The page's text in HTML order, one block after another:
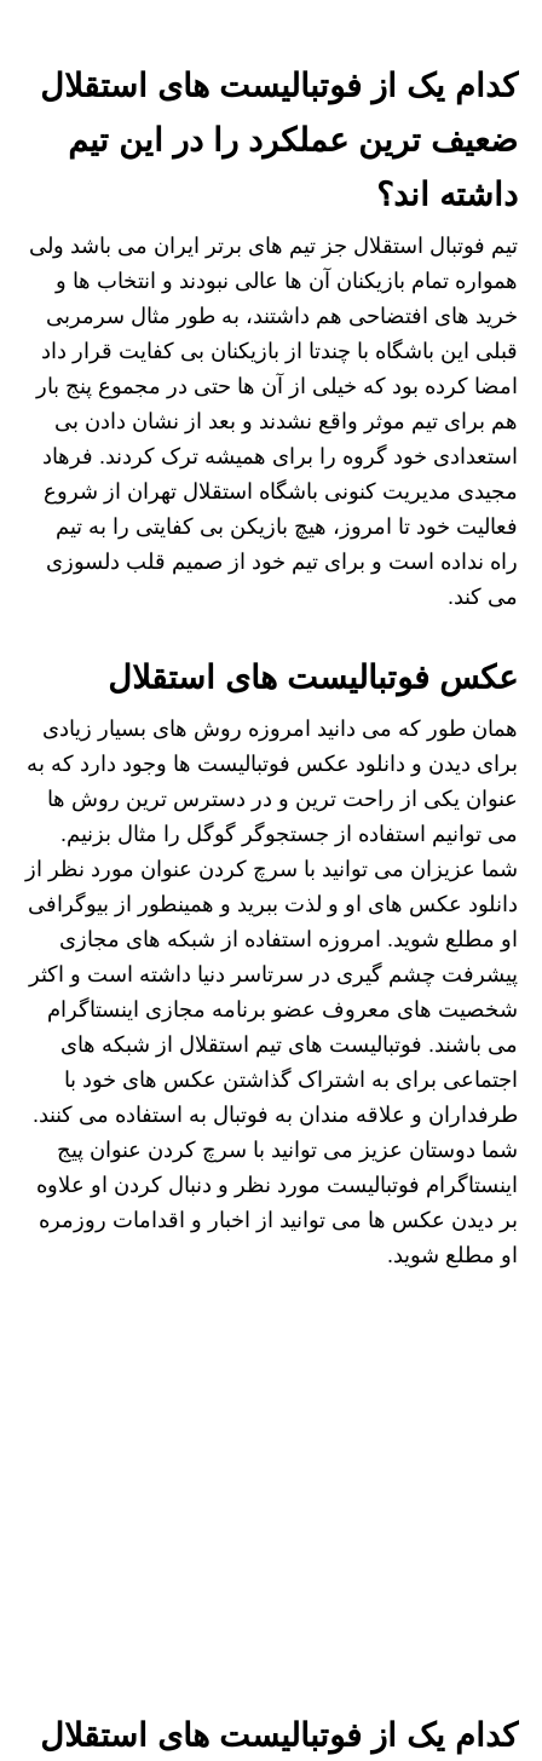
کدام یک از فوتبالیست های استقلال
ضعیف ترین عملکرد را در این تیم
داشته اند؟
تیم فوتبال استقلال جز تیم های برتر ایران می باشد ولی
همواره تمام بازیکنان آن ها عالی نبودند و انتخاب ها و
خرید های افتضاحی هم داشتند، به طور مثال سرمربی
قبلی این باشگاه با چندتا از بازیکنان بی‌ کفایت قرار داد
امضا کرده بود که خیلی از آن ها حتی در مجموع پنج بار
هم برای تیم موثر واقع نشدند و بعد از نشان دادن بی
استعدادی خود گروه را برای همیشه ترک کردند. فرهاد
مجیدی مدیریت کنونی باشگاه استقلال تهران از شروع
فعالیت خود تا امروز، هیچ بازیکن بی کفایتی را به تیم
راه نداده است و برای تیم خود از صمیم قلب دلسوزی
می کند.
عکس فوتبالیست های استقلال
همان طور که می دانید امروزه روش های بسیار زیادی
برای دیدن و دانلود عکس فوتبالیست ها وجود دارد که به
عنوان یکی از راحت ترین و در دسترس ترین روش ها
می توانیم استفاده از جستجوگر گوگل را مثال بزنیم.
شما عزیزان می توانید با سرچ کردن عنوان مورد نظر از
دانلود عکس های او و لذت ببرید و همینطور از بیوگرافی
او مطلع شوید‌. امروزه استفاده از شبکه های مجازی
پیشرفت چشم گیری در سرتاسر دنیا داشته است و اکثر
شخصیت های معروف عضو برنامه مجازی اینستاگرام
می باشند. فوتبالیست های تیم استقلال از شبکه های
اجتماعی برای به اشتراک گذاشتن عکس های خود با
طرفداران و علاقه مندان به فوتبال به استفاده می کنند.
شما دوستان عزیز می توانید با سرچ کردن عنوان پیج
اینستاگرام فوتبالیست مورد نظر و دنبال کردن او علاوه
بر دیدن عکس ها می توانید از اخبار و اقدامات روزمره
او مطلع شوید.
کدام یک از فوتبالیست های استقلال